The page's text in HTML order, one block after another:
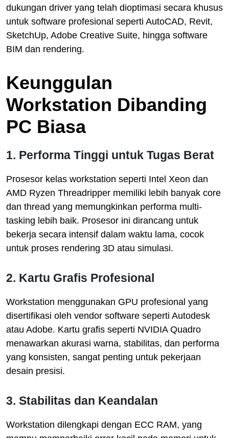
dukungan driver yang telah dioptimasi secara khusus
untuk software profesional seperti AutoCAD, Revit,
SketchUp, Adobe Creative Suite, hingga software
BIM dan rendering.
Keunggulan
Workstation Dibanding
PC Biasa
1. Performa Tinggi untuk Tugas Berat
Prosesor kelas workstation seperti Intel Xeon dan
AMD Ryzen Threadripper memiliki lebih banyak core
dan thread yang memungkinkan performa multi-
tasking lebih baik. Prosesor ini dirancang untuk
bekerja secara intensif dalam waktu lama, cocok
untuk proses rendering 3D atau simulasi.
2. Kartu Grafis Profesional
Workstation menggunakan GPU profesional yang
disertifikasi oleh vendor software seperti Autodesk
atau Adobe. Kartu grafis seperti NVIDIA Quadro
menawarkan akurasi warna, stabilitas, dan performa
yang konsisten, sangat penting untuk pekerjaan
desain presisi.
3. Stabilitas dan Keandalan
Workstation dilengkapi dengan ECC RAM, yang